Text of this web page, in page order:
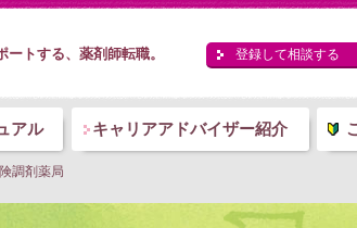
トする、薬剤師転職。 登録して相談する
アル キャリアアドバイザー紹介
調剤薬局